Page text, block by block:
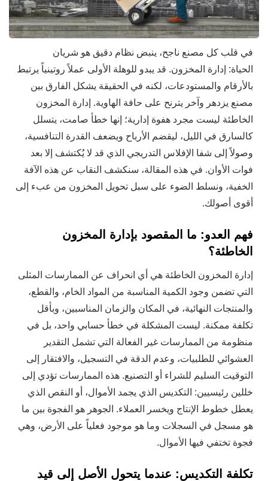
في قلب كل مصنع ناجح، ينبض نظام دقيق هو شريان
الحياة: إدارة المخزون. قد يبدو للوهلة الأولى عملاً روتينياً يرتبط
بالأرقام والمستودعات، لكنه في الحقيقة يشكل الفارق بين
مصنع يزدهر وآخر يترنح على حافة الهاوية. إدارة المخزون
الخاطئة ليست مجرد هفوة إدارية؛ إنها خطأ صامت، يتسلل
كالسارق في الليل، ليقضم الأرباح ويضعف القدرة التنافسية،
وصولاً إلى شفا الإفلاس التدريجي الذي قد لا يُكتشف إلا بعد
فوات الأوان. في هذه المقالة، سنكشف النقاب عن هذه الآفة
الخفية، ونسلط الضوء على سبل تحويل المخزون من عبء إلى
أقوى أصولك.
فهم العدو: ما المقصود بإدارة المخزون
الخاطئة؟
إدارة المخزون الخاطئة هي أي انحراف عن الممارسات المثلى
التي تضمن وجود الكمية المناسبة من المواد الخام، والقطع،
والمنتجات النهائية، في المكان والزمان المناسبين، وبأقل
تكلفة ممكنة. ليست المشكلة في خطأ حسابي واحد، بل في
منظومة من الممارسات غير الفعالة التي تشمل التقدير
العشوائي للطلبيات، وعدم الدقة في التسجيل، والافتقار إلى
التوقيت السليم للشراء أو التصنيع. هذه الممارسات تؤدي إلى
خللين رئيسيين: التكديس الذي يجمد الأموال، أو النقص الذي
يعطل خطوط الإنتاج ويخسر العملاء. الجوهر هو الفجوة بين ما
هو مسجل في السجلات وما هو موجود فعلياً على الأرض، وهي
فجوة تختفي فيها الأموال.
تكلفة التكديس: عندما يتحول الأصل إلى قيد